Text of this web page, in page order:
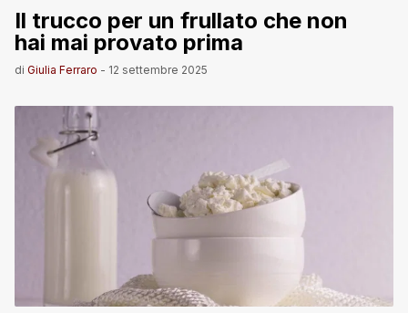
Il trucco per un frullato che non
hai mai provato prima
di Giulia Ferraro - 12 settembre 2025